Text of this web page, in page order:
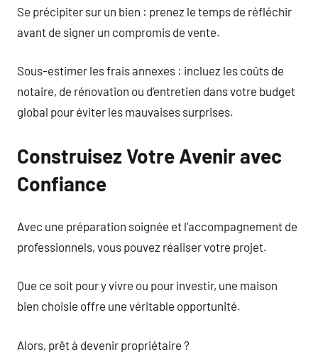
Se précipiter sur un bien : prenez le temps de réfléchir
avant de signer un compromis de vente.
Sous-estimer les frais annexes : incluez les coûts de
notaire, de rénovation ou d’entretien dans votre budget
global pour éviter les mauvaises surprises.
Construisez Votre Avenir avec
Confiance
Avec une préparation soignée et l’accompagnement de
professionnels, vous pouvez réaliser votre projet.
Que ce soit pour y vivre ou pour investir, une maison
bien choisie offre une véritable opportunité.
Alors, prêt à devenir propriétaire ?